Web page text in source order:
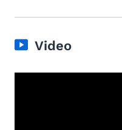
Video